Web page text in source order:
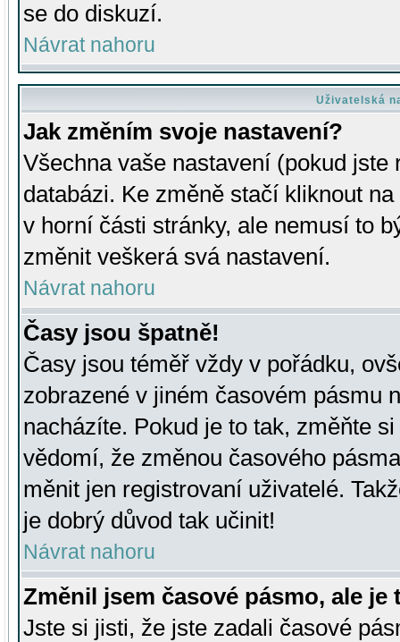
se do diskuzí.
Návrat nahoru
Uživatelská
Jak změním svoje nastavení?
Všechna vaše nastavení (pokud
databázi. Ke změně stačí kliknout
v horní části stránky, ale nemusí to
změnit veškerá svá nastavení.
Návrat nahoru
Časy jsou špatně!
Časy jsou téměř vždy v pořádku,
zobrazené v jiném časovém pásmu
nacházíte. Pokud je to tak, změňte
vědomí, že změnou časového
měnit jen registrovaní uživatelé.
je dobrý důvod tak učinit!
Návrat nahoru
Změnil jsem časové pásmo, ale je
Jste si jisti, že jste zadali časové